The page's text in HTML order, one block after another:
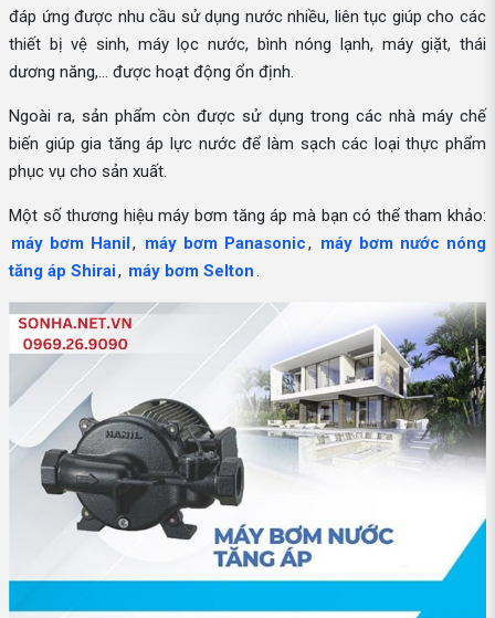
đáp ứng được nhu cầu sử dụng nước nhiều, liên tục giúp cho các
thiết bị vệ sinh, máy lọc nước, bình nóng lạnh, máy giặt, thái
dương năng,... được hoạt động ổn định.
Ngoài ra, sản phẩm còn được sử dụng trong các nhà máy chế
biến giúp gia tăng áp lực nước để làm sạch các loại thực phẩm
phục vụ cho sản xuất.
Một số thương hiệu máy bơm tăng áp mà bạn có thể tham khảo:
máy bơm Hanil, máy bơm Panasonic, máy bơm nước nóng
tăng áp Shirai, máy bơm Selton.